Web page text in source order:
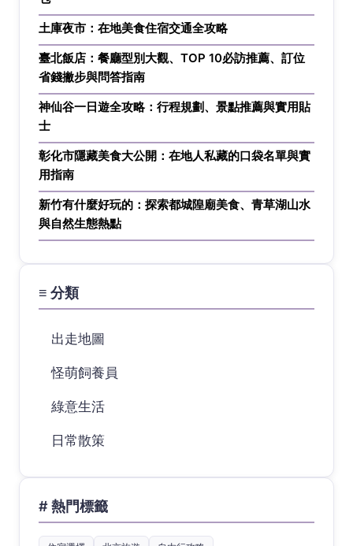
土庫夜市：在地美食住宿交通全攻略
臺北飯店：餐廳型別大觀、TOP 10必訪推薦、訂位
省錢撇步與問答指南
神仙谷一日遊全攻略：行程規劃、景點推薦與實用貼
士
彰化市隱藏美食大公開：在地人私藏的口袋名單與實
用指南
新竹有什麼好玩的：探索都城隍廟美食、青草湖山水
與自然生態熱點
≡ 分類
出走地圖
怪萌飼養員
綠意生活
日常散策
# 熱門標籤